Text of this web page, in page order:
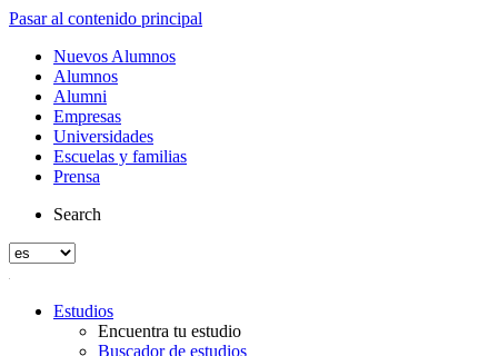
Pasar al contenido principal
Nuevos Alumnos
Alumnos
Alumni
Empresas
Universidades
Escuelas y familias
Prensa
Search
Estudios
Encuentra tu estudio
Buscador de estudios